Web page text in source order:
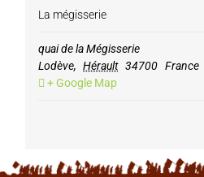
La mégisserie
quai de la Mégisserie
Lodève, Hérault 34700 France
+ Google Map